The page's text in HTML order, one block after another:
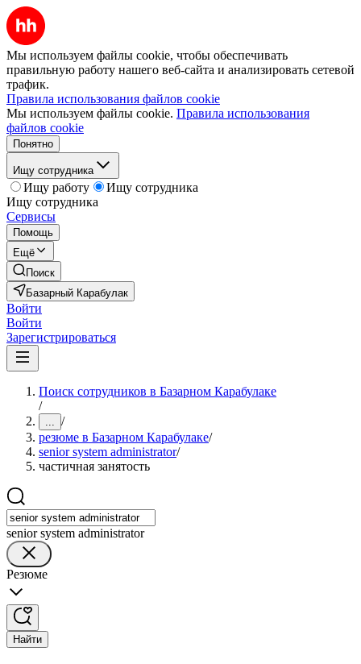
Мы используем файлы cookie, чтобы обеспечивать
правильную работу нашего веб-сайта и анализировать сетевой
трафик.
Правила использования файлов cookie
Мы используем файлы cookie. Правила использования
файлов cookie
Понятно
Ищу сотрудника
Ищу работу
Ищу сотрудника
Ищу сотрудника
Сервисы
Помощь
Ещё
Поиск
Базарный Карабулак
Войти
Войти
Зарегистрироваться
Поиск сотрудников в Базарном Карабулаке
/
... /
резюме в Базарном Карабулаке/
senior system administrator/
частичная занятость
senior system administrator
Резюме
Найти